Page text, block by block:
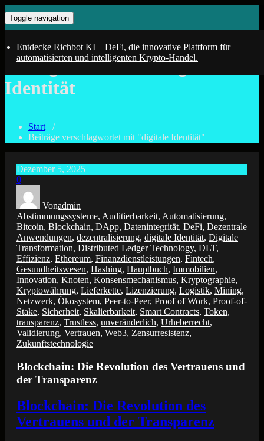
Inhalt
springen
KI-Trading mit Deinem DeFi –
Bot
kopiere erfolgreiche Wallets von den DeFi Profis
Toggle navigation
Entdecke Richbot KI – DeFi, die innovative Plattform für
automatisierten und intelligenten Krypto-Handel.
Schlagwort-Archiv digitale
Identität
Start /
Beiträge verschlagwortet mit "digitale Identität"
Dezember 5, 2025
0
Vonadmin
Abstimmungssysteme, Auditierbarkeit, Automatisierung,
Bitcoin, Blockchain, DApp, Datenintegrität, DeFi, Dezentrale
Anwendungen, dezentralisierung, digitale Identität, Digitale
Transformation, Distributed Ledger Technology, DLT,
Effizienz, Ethereum, Finanzdienstleistungen, Fintech,
Gesundheitswesen, Hashing, Hauptbuch, Immobilien,
Innovation, Knoten, Konsensmechanismus, Kryptographie,
Kryptowährung, Lieferkette, Lizenzierung, Logistik, Mining,
Netzwerk, Ökosystem, Peer-to-Peer, Proof of Work, Proof-of-
Stake, Sicherheit, Skalierbarkeit, Smart Contracts, Token,
transparenz, Trustless, unveränderlich, Urheberrecht,
Validierung, Vertrauen, Web3, Zensurresistenz,
Zukunftstechnologie
Blockchain: Die Revolution des Vertrauens und
der Transparenz
Blockchain: Die Revolution des
Vertrauens und der Transparenz